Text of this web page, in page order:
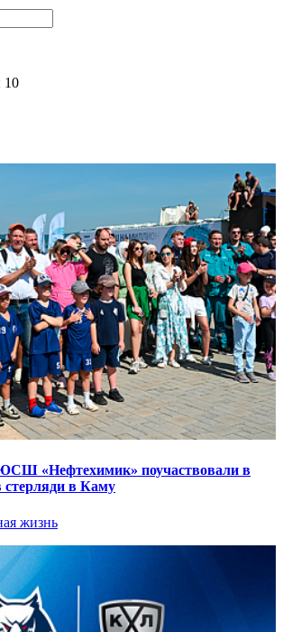
10
«Нефтехимик» поучаствовали в
в Каму
жизнь